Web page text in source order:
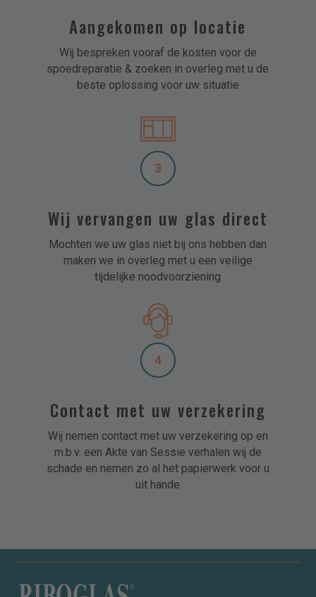
Aangekomen op locatie
Wij bespreken vooraf de kosten voor de
spoedreparatie & zoeken in overleg met u de
beste oplossing voor uw situatie
3
Wij vervangen uw glas direct
Mochten we uw glas niet bij ons hebben dan
maken we in overleg met u een veilige
tijdelijke noodvoorziening
4
Contact met uw verzekering
Wij nemen contact met uw verzekering op en
m.b.v. een Akte van Sessie verhalen wij de
schade en nemen zo al het papierwerk voor u
uit hande